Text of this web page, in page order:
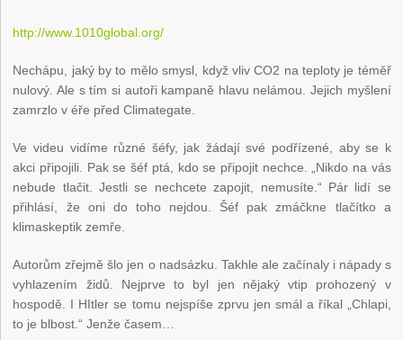
http://www.1010global.org/
Nechápu, jaký by to mělo smysl, když vliv CO2 na teploty je téměř
nulový. Ale s tím si autoři kampaně hlavu nelámou. Jejich myšlení
zamrzlo v éře před Climategate.
Ve videu vidíme různé šéfy, jak žádají své podřízené, aby se k
akci připojili. Pak se šéf ptá, kdo se připojit nechce. „Nikdo na vás
nebude tlačit. Jestli se nechcete zapojit, nemusíte.“ Pár lidí se
přihlásí, že oni do toho nejdou. Šéf pak zmáčkne tlačítko a
klimaskeptik zemře.
Autorům zřejmě šlo jen o nadsázku. Takhle ale začínaly i nápady s
vyhlazením židů. Nejprve to byl jen nějaký vtip prohozený v
hospodě. I HItler se tomu nejspíše zprvu jen smál a říkal „Chlapi,
to je blbost.“ Jenže časem…